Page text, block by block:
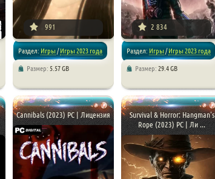
991
Раздел: Игры/Игры 2023 года
Размер: 5.57 GB
2 834
Раздел: Игры/Игры 2023 года
Размер: 29.4 GB
Cannibals (2023) PC | Лицензия
Survival & Horror: Hangman's
Rope (2023) PC | Ли ...